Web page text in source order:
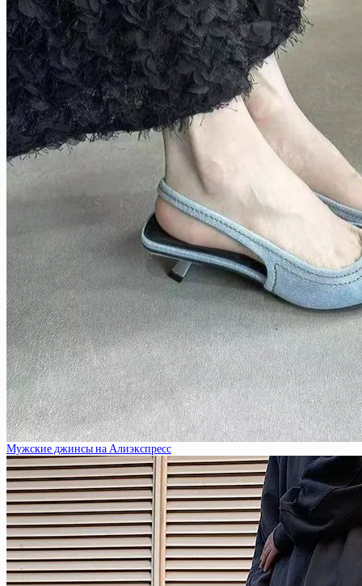
Мужские джинсы на Алиэкспресс